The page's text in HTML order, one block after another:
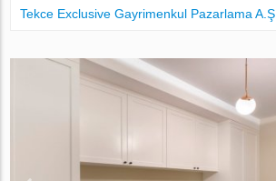
Tekce Exclusive Gayrimenkul Pazarlama A.Ş.